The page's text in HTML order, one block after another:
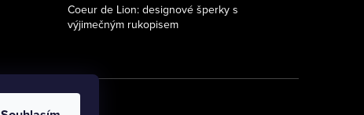
Coeur de Lion: designové šperky s
výjimečným rukopisem